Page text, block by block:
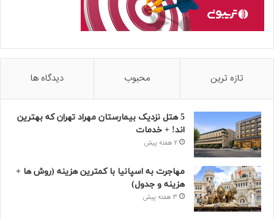
تازه ترین محبوب دیدگاه ها
5 هتل نزدیک بیمارستان مهراد تهران که بهترین‌
اند! + خدمات
2 هفته پیش
مهاجرت به اسپانیا با کمترین هزینه (روش ها +
هزینه و جدول)
3 هفته پیش